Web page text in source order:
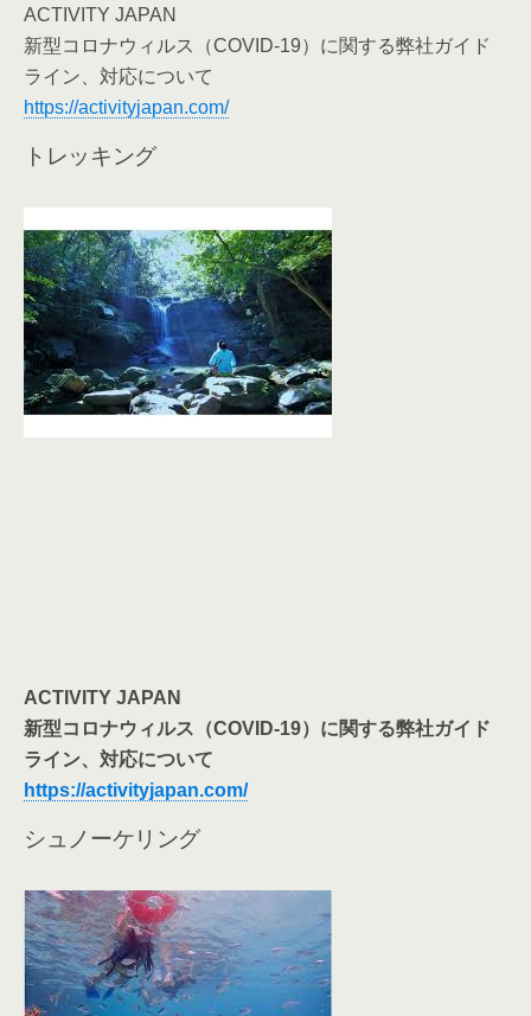
ACTIVITY JAPAN
新型コロナウィルス（COVID-19）に関する弊社ガイド
ライン、対応について
https://activityjapan.com/
トレッキング
ACTIVITY JAPAN
新型コロナウィルス（COVID-19）に関する弊社ガイド
ライン、対応について
https://activityjapan.com/
シュノーケリング